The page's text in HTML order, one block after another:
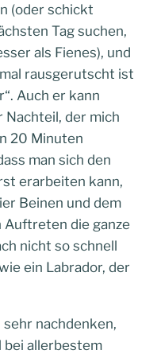
(oder schickt
Tag suchen,
als Fienes), und
rausgerutscht ist
Auch er kann
Nachteil, der mich
20 Minuten
man sich den
erarbeiten kann,
Beinen und dem
die ganze
nicht so schnell
ein Labrador, der
nachdenken,
bei allerbestem